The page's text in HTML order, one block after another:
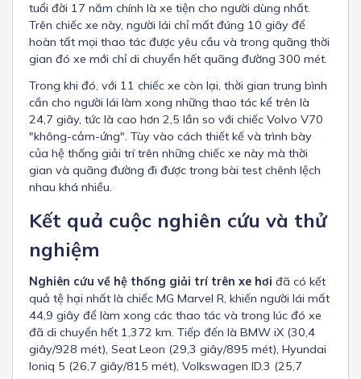
tuổi đời 17 năm chính là xe tiện cho người dùng nhất.
Trên chiếc xe này, người lái chỉ mất đúng 10 giây để
hoàn tất mọi thao tác được yêu cầu và trong quãng thời
gian đó xe mới chỉ di chuyển hết quãng đường 300 mét.
Trong khi đó, với 11 chiếc xe còn lại, thời gian trung bình
cần cho người lái làm xong những thao tác kể trên là
24,7 giây, tức là cao hơn 2,5 lần so với chiếc Volvo V70
"không-cảm-ứng". Tùy vào cách thiết kế và trình bày
của hệ thống giải trí trên những chiếc xe này mà thời
gian và quãng đường đi được trong bài test chênh lệch
nhau khá nhiều.
Kết quả cuộc nghiên cứu và thử
nghiệm
Nghiên cứu về hệ thống giải trí trên xe hơi đã có kết
quả tệ hại nhất là chiếc MG Marvel R, khiến người lái mất
44,9 giây để làm xong các thao tác và trong lúc đó xe
đã di chuyển hết 1,372 km. Tiếp đến là BMW iX (30,4
giây/928 mét), Seat Leon (29,3 giây/895 mét), Hyundai
Ioniq 5 (26,7 giây/815 mét), Volkswagen ID.3 (25,7